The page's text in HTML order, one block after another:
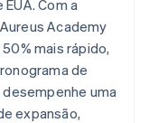
Com a
Academy
mais rápido,
de
uma
expansão,